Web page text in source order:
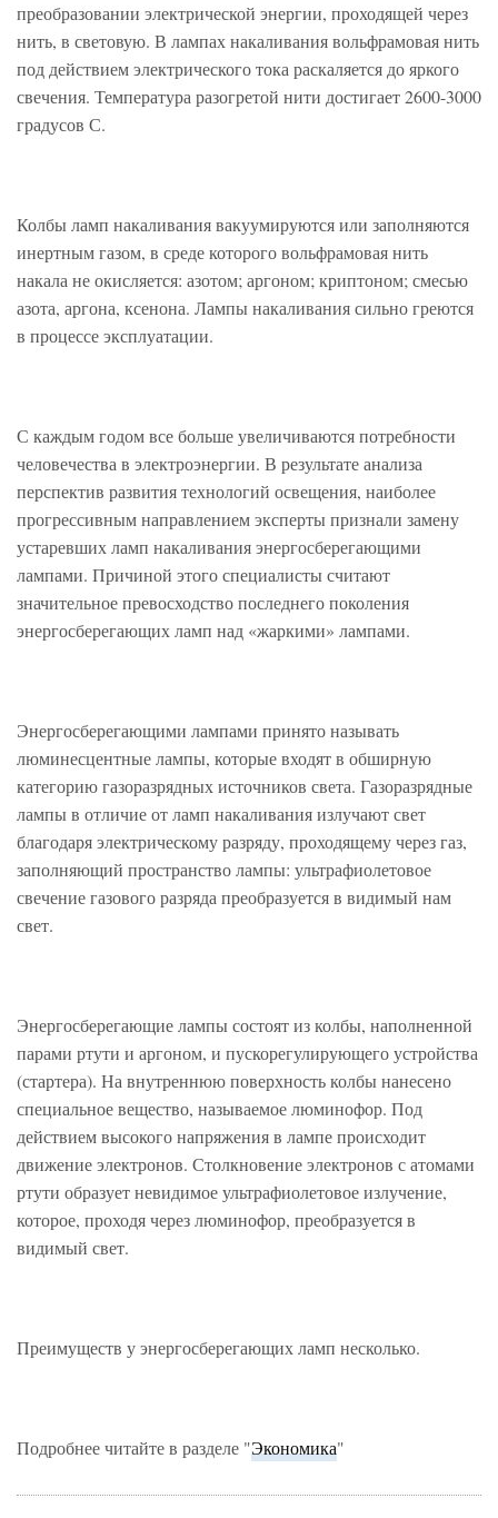
преобразовании электрической энергии, проходящей через
нить, в световую. В лампах накаливания вольфрамовая нить
под действием электрического тока раскаляется до яркого
свечения. Температура разогретой нити достигает 2600-3000
градусов С.
Колбы ламп накаливания вакуумируются или заполняются
инертным газом, в среде которого вольфрамовая нить
накала не окисляется: азотом; аргоном; криптоном; смесью
азота, аргона, ксенона. Лампы накаливания сильно греются
в процессе эксплуатации.
С каждым годом все больше увеличиваются потребности
человечества в электроэнергии. В результате анализа
перспектив развития технологий освещения, наиболее
прогрессивным направлением эксперты признали замену
устаревших ламп накаливания энергосберегающими
лампами. Причиной этого специалисты считают
значительное превосходство последнего поколения
энергосберегающих ламп над «жаркими» лампами.
Энергосберегающими лампами принято называть
люминесцентные лампы, которые входят в обширную
категорию газоразрядных источников света. Газоразрядные
лампы в отличие от ламп накаливания излучают свет
благодаря электрическому разряду, проходящему через газ,
заполняющий пространство лампы: ультрафиолетовое
свечение газового разряда преобразуется в видимый нам
свет.
Энергосберегающие лампы состоят из колбы, наполненной
парами ртути и аргоном, и пускорегулирующего устройства
(стартера). На внутреннюю поверхность колбы нанесено
специальное вещество, называемое люминофор. Под
действием высокого напряжения в лампе происходит
движение электронов. Столкновение электронов с атомами
ртути образует невидимое ультрафиолетовое излучение,
которое, проходя через люминофор, преобразуется в
видимый свет.
Преимуществ у энергосберегающих ламп несколько.
Подробнее читайте в разделе "Экономика"